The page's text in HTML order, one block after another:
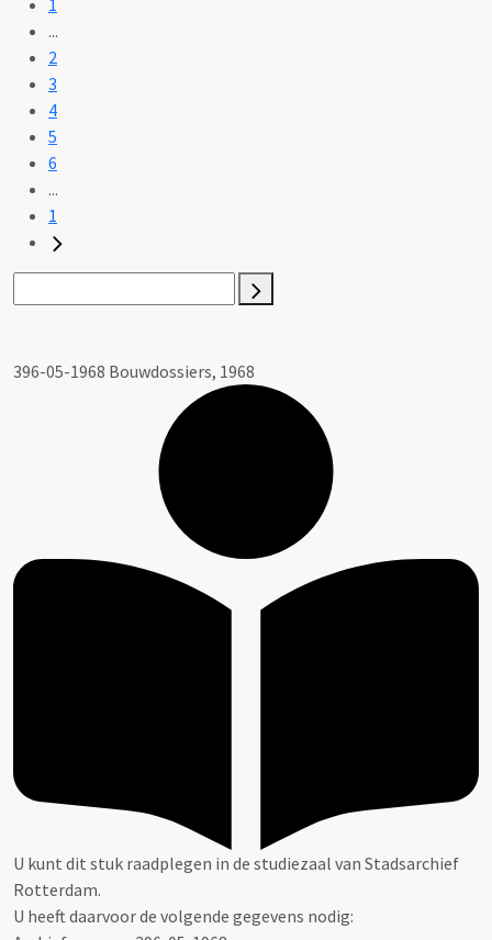
...
2
3
4
5
6
...
1
396-05-1968 Bouwdossiers, 1968
U kunt dit stuk raadplegen in de studiezaal van Stadsarchief
Rotterdam.
U heeft daarvoor de volgende gegevens nodig: